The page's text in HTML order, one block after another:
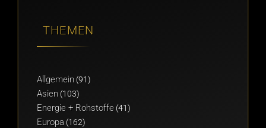
THEMEN
Allgemein (91)
Asien (103)
Energie + Rohstoffe (41)
Europa (162)